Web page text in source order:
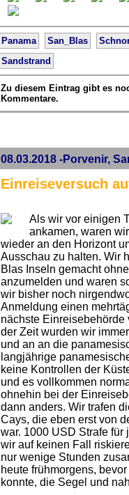
Panama San_Blas
Sandstrand
Zu diesem Eintrag gibt es
Kommentare.
08.03.2018 -Porvenir,
Einreiseversuch
Als wir vor einigen
ankamen, waren
wieder an den Horizont
Ausschau zu halten. Wir
Blas Inseln gemacht
anzumelden und waren
wir bisher noch
Anmeldung einen
nächste Einreisebehörde
der Zeit wurden wir
und an an die
langjährige
keine Kontrollen der
und es vollkommen
ohnehin bei der
dann anders. Wir trafen
Cays, die eben erst von
war. 1000 USD Strafe
wir auf keinen Fall
nur wenige Stunden
heute frühmorgens,
konnte, die Segel und